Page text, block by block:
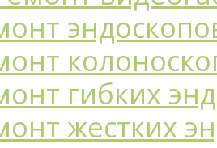
гибких
жестких